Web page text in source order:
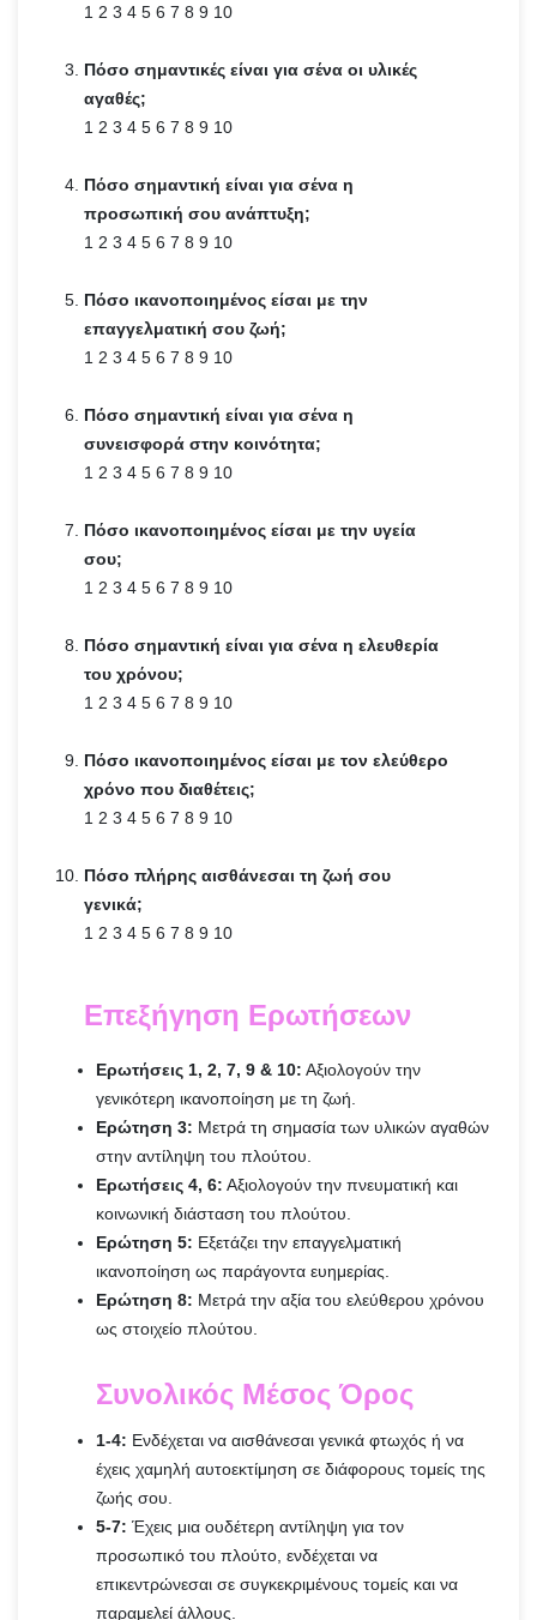
1 2 3 4 5 6 7 8 9 10
Πόσο σημαντικές είναι για σένα οι υλικές
αγαθές;
1 2 3 4 5 6 7 8 9 10
Πόσο σημαντική είναι για σένα η
προσωπική σου ανάπτυξη;
1 2 3 4 5 6 7 8 9 10
Πόσο ικανοποιημένος είσαι με την
επαγγελματική σου ζωή;
1 2 3 4 5 6 7 8 9 10
Πόσο σημαντική είναι για σένα η
συνεισφορά στην κοινότητα;
1 2 3 4 5 6 7 8 9 10
Πόσο ικανοποιημένος είσαι με την υγεία
σου;
1 2 3 4 5 6 7 8 9 10
Πόσο σημαντική είναι για σένα η ελευθερία
του χρόνου;
1 2 3 4 5 6 7 8 9 10
Πόσο ικανοποιημένος είσαι με τον ελεύθερο
χρόνο που διαθέτεις;
1 2 3 4 5 6 7 8 9 10
Πόσο πλήρης αισθάνεσαι τη ζωή σου
γενικά;
1 2 3 4 5 6 7 8 9 10
Επεξήγηση Ερωτήσεων
Ερωτήσεις 1, 2, 7, 9 & 10: Αξιολογούν την
γενικότερη ικανοποίηση με τη ζωή.
Ερώτηση 3: Μετρά τη σημασία των υλικών αγαθών
στην αντίληψη του πλούτου.
Ερωτήσεις 4, 6: Αξιολογούν την πνευματική και
κοινωνική διάσταση του πλούτου.
Ερώτηση 5: Εξετάζει την επαγγελματική
ικανοποίηση ως παράγοντα ευημερίας.
Ερώτηση 8: Μετρά την αξία του ελεύθερου χρόνου
ως στοιχείο πλούτου.
Συνολικός Μέσος Όρος
1-4: Ενδέχεται να αισθάνεσαι γενικά φτωχός ή να
έχεις χαμηλή αυτοεκτίμηση σε διάφορους τομείς της
ζωής σου.
5-7: Έχεις μια ουδέτερη αντίληψη για τον
προσωπικό του πλούτο, ενδέχεται να
επικεντρώνεσαι σε συγκεκριμένους τομείς και να
παραμελεί άλλους.